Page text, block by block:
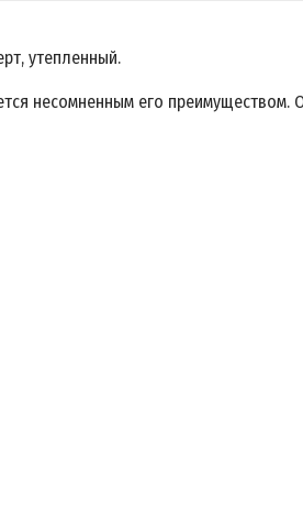
утепленный.
несомненным его